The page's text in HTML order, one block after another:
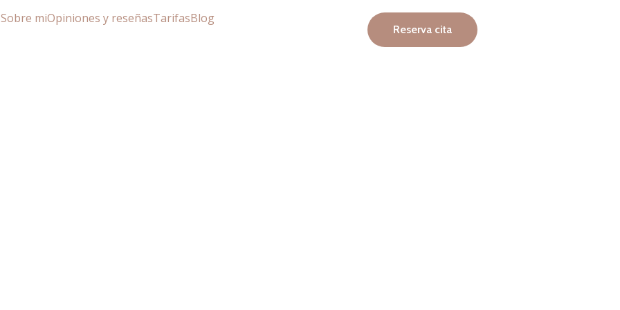
Sobre miOpiniones y reseñasTarifasBlog
Reserva cita